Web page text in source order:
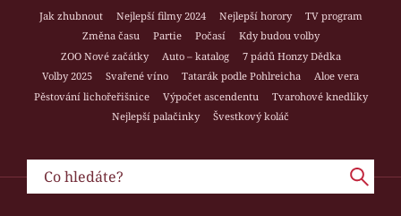
Jak zhubnout Nejlepší filmy 2024 Nejlepší horory
TV program
Změna času
Partie Počasí
Kdy budou volby
ZOO Nové začátky
Auto – katalog
7 pádů Honzy Dědka
Volby 2025
Svařené víno Tatarák podle Pohlreicha
Aloe vera
Pěstování lichořeřišnice
Výpočet ascendentu
Tvarohové knedlíky
Nejlepší palačinky
Švestkový koláč